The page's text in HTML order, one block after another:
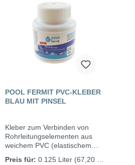
POOL FERMIT PVC-KLEBER
BLAU MIT PINSEL
Kleber zum Verbinden von
Rohrleitungselementen aus
weichem PVC (elastischem
Preis für: 0.125 Liter (67,20 €*